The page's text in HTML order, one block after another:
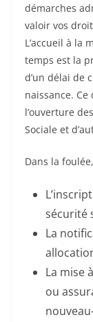
démarches
valoir vos
L’accueil à la
temps est la
d’un délai de
naissance.
l’ouverture
Sociale et
Dans la
sécurité
La
La mise
ou